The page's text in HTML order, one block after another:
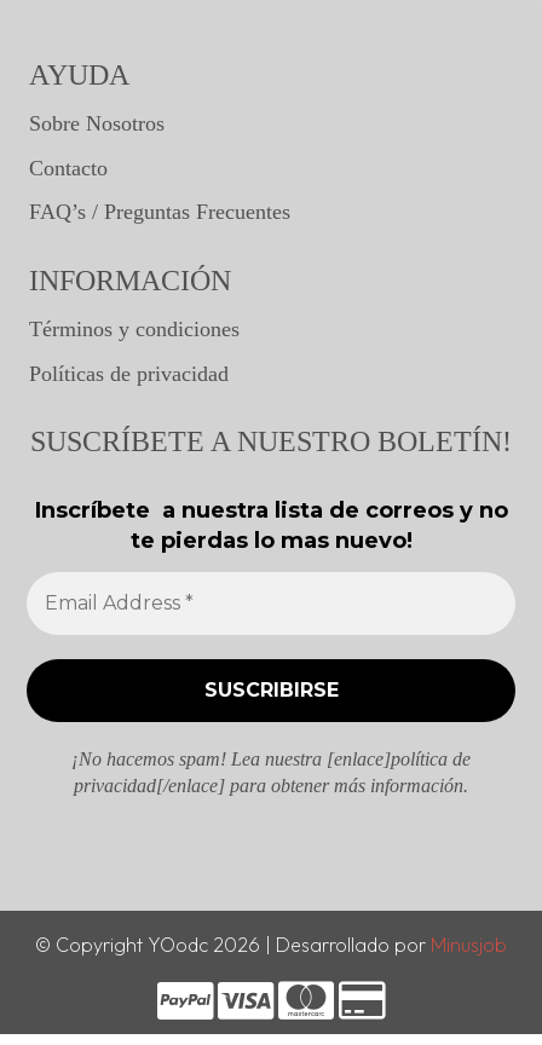
AYUDA
Sobre Nosotros
Contacto
FAQ’s / Preguntas Frecuentes
INFORMACIÓN
Términos y condiciones
Políticas de privacidad
SUSCRÍBETE A NUESTRO BOLETÍN!
Inscríbete a nuestra lista de correos y no
te pierdas lo mas nuevo!
¡No hacemos spam! Lea nuestra [enlace]política de
privacidad[/enlace] para obtener más información.
© Copyright YOodc 2026 | Desarrollado por Minusjob